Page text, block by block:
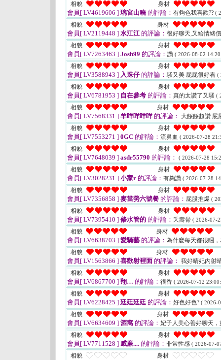
相貌
身材
會員[ LV4619606 ] 璃宮山曉的評論： 有夠色我喜歡?? (
相貌 身材
會員[ LV2119448 ] 水江江 的評論： 很好聊天,又給情緒
相貌
身材
會員[ LV7263463 ] Josh99 的評論： 讚 ( 2026-08-02
相貌 身材
會員[ LV3588943 ] 入珠仔的評論：騷又美 屁屁很好看 (
相貌 身材
會員[ LV6781953 ] 自在參考 的評論： 真的太讚了又騷 (
相貌 身材
會員[ LV7568331 ] 羊咩咩咩咩的評論：
大餒餒超讚 屁
相貌
身材
會員[ LV7553271 ] 0GC 的評論： 流鼻血 ( 2026-07-28
相貌 身材
會員[ LV7648039 ] asdr55790 的評論： ( 2026-07-28
相貌 身材
會員[ LV3028231 ] 小家r 的評論： 有夠讚 ( 2026-07-28
相貌 身材
會員[ LV7356858 ] 麥當勞六號餐 的評論： 屁股推爆 (
相貌 身材
會員[ LV7395410 ] 修水管的 的評論： 夭壽骨 ( 2026-07-
相貌 身材
會員[ LV6638703 ] 愛騎藝 的評論： 為什麼每天都很睏
相貌
身材
會員[ LV1563866 ] 喜歡射裡面 的評論： 我好晴妃內射
相貌
身材
會員[ LV6867700 ] 翔… 的評論： 很香 ( 2026-07-12
相貌 身材
會員[ LV6228425 ] 廷廷廷廷 的評論： 好色好色? ( 2026-
相貌 身材
會員[ LV6634609 ] 酒窩 的評論： 妃子人美心善好聊天
相貌
身材
會員[ LV7711528 ] 威廉.... 的評論： 非常性感 ( 2026-07-
相貌 身材